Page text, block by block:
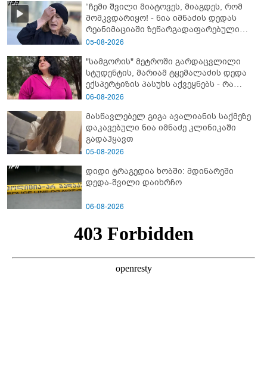
“ჩემი შვილი მიატოვეს, მიაგდეს, რომ
მომკვდარიყო! - ნია იმნაძის დედას
რეანიმაციაში ზეწარგადაფარებული
შვილი არ უნახავს” - გიგა ავალიანის
05-08-2026
"სამგორის" მეტროში გარდაცვლილი
სტუდენტის, მარიამ ტყემალაძის დედა
ექსპერტიზის პასუხს აქვეყნებს - რა
გახდა გოგონას გარდაცვალების მიზეზი?
06-08-2026
მასწავლებელ გიგა ავალიანის საქმეზე
დაკავებული ნია იმნაძე კლინიკაში
გადაჰყავთ
05-08-2026
დიდი ტრაგედია ხობში: მდინარეში
დედა-შვილი დაიხრჩო
06-08-2026